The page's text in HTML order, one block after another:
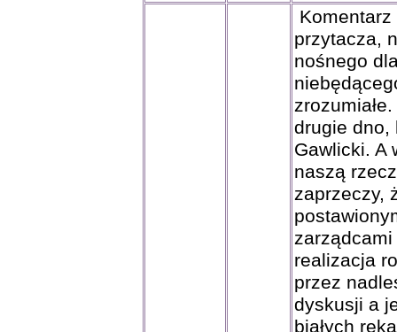
przytacza,
nośnego
drugie dno,
Gawlicki. A
naszą
zaprzeczy,
zarządcami
realizacja
przez
dyskusji a
białych